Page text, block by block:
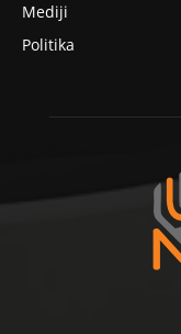
Mediji
Politika